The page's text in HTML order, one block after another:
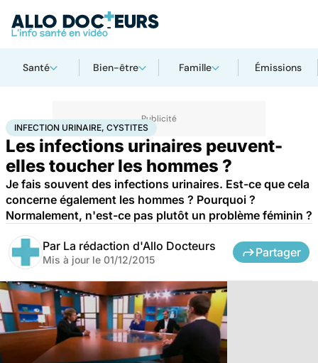
Santé Bien-être Famille Émissions
AccueilSantéInfection urinaire, cystites
INFECTION URINAIRE, CYSTITES
Les infections urinaires peuvent-
elles toucher les hommes ?
Je fais souvent des infections urinaires. Est-ce que cela
concerne également les hommes ? Pourquoi ?
Normalement, n'est-ce pas plutôt un problème féminin ?
Par La rédaction d'Allo Docteurs
Mis à jour le 01/12/2015
Partager